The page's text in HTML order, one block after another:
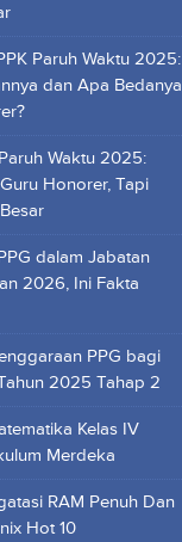
Paruh Waktu 2025:
dan Apa Bedanya
Waktu 2025:
Honorer, Tapi
dalam Jabatan
2026, Ini Fakta
PPG bagi
2025 Tahap 2
Kelas IV
Merdeka
RAM Penuh Dan
Hot 10